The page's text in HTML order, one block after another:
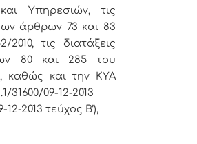
Υπηρεσιών, τις
άρθρων 73 και 83
τις διατάξεις
80 και 285 του
καθώς και την ΚΥΑ
31600/09-12-2013
2013 τεύχος Β’),